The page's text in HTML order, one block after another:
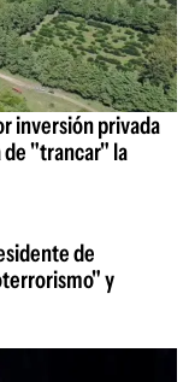
inversión privada
de "trancar" la
de
y